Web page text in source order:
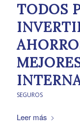
TODOS
SEGUROS
Leer más